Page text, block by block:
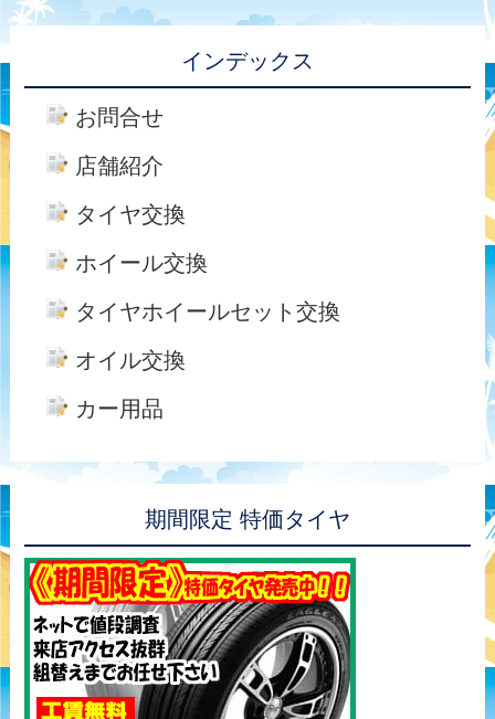
インデックス
お問合せ
店舗紹介
タイヤ交換
ホイール交換
タイヤホイールセット交換
オイル交換
カー用品
期間限定 特価タイヤ